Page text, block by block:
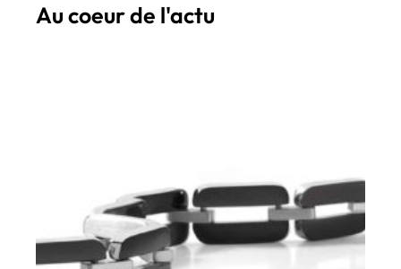
Au coeur de l'actu